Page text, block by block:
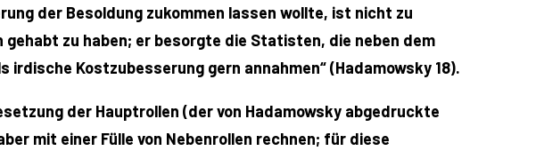
der Besoldung zukommen lassen wollte, ist nicht zu
zu haben; er besorgte die Statisten, die neben dem
Kostzubesserung gern annahmen“ (Hadamowsky 18).
der Hauptrollen (der von Hadamowsky abgedruckte
mit einer Fülle von Nebenrollen rechnen; für diese